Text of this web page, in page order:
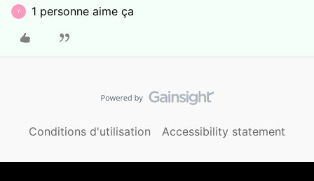
Y 1 personne aime ça
Conditions d'utilisation Accessibility statement